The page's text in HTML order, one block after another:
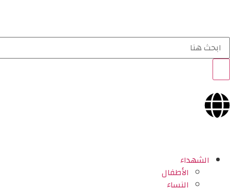
الشهداء
الأطفال
النساء